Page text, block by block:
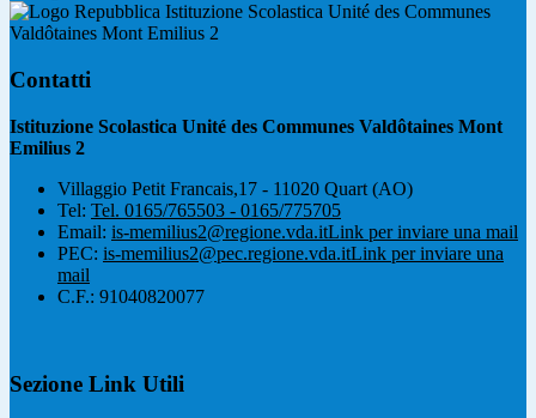
Istituzione Scolastica Unité des Communes
Valdôtaines Mont Emilius 2
Contatti
Istituzione Scolastica Unité des Communes Valdôtaines Mont
Emilius 2
Villaggio Petit Francais,17 - 11020 Quart (AO)
Tel: Tel. 0165/765503 - 0165/775705
Email: is-memilius2@regione.vda.itLink per inviare una mail
PEC: is-memilius2@pec.regione.vda.itLink per inviare una
mail
C.F.: 91040820077
Sezione Link Utili